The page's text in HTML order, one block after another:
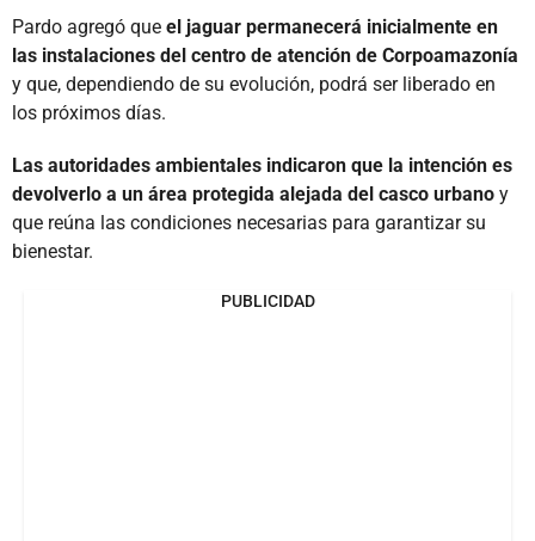
Pardo agregó que el jaguar permanecerá inicialmente en
las instalaciones del centro de atención de Corpoamazonía
y que, dependiendo de su evolución, podrá ser liberado en
los próximos días.
Las autoridades ambientales indicaron que la intención es
devolverlo a un área protegida alejada del casco urbano y
que reúna las condiciones necesarias para garantizar su
bienestar.
PUBLICIDAD